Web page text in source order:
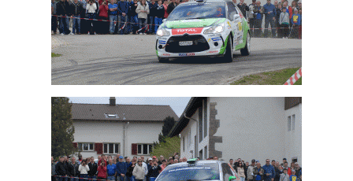
Cédric Althaus